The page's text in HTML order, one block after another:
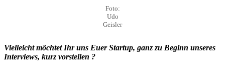
Foto:
Udo
Geisler
Vielleicht möchtet Ihr uns Euer Startup, ganz zu Beginn unseres
Interviews, kurz vorstellen ?